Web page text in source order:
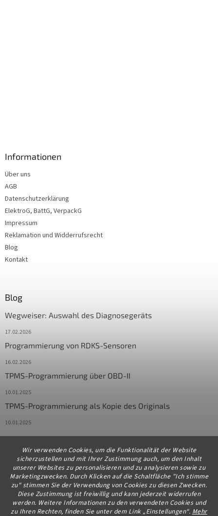
Wir verwenden Cookies, um die Funktionalität der Website
sicherzustellen und mit Ihrer Zustimmung auch, um den Inhalt
unserer Websites zu personalisieren und zu analysieren sowie zu
Marketingzwecken. Durch Klicken auf die Schaltfläche "Ich stimme
zu" stimmen Sie der Verwendung von Cookies zu diesen Zwecken.
Diese Zustimmung ist freiwillig und kann jederzeit widerrufen
werden. Weitere Informationen zu den verwendeten Cookies und
zu Ihren Rechten, finden Sie unter dem Link „Einstellungen“. Mehr
Informationen
Über uns
AGB
Datenschutzerklärung
ElektroG, BattG, VerpackG
Impressum
Reklamation und Widderrufsrecht
Blog
Kontakt
Blog
Wegweiser: Auswahl des Diagnosegeräts
17.02.2026
Programmierung von RDKS-Sensoren
16.02.2026
TPMS-Programmierung über OBD-II
10.01.2025
TPMS-Programmierung als Kopie des Originals
10.01.2025
Kontakt
info@diagstore.de
+491706654834